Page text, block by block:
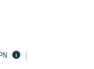
СОПРОТИВЛЕНИЯ